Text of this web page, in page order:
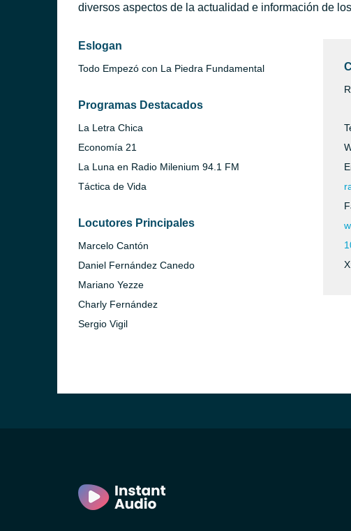
diversos aspectos de la actualidad e información de
Eslogan
Todo Empezó con La Piedra Fundamental
Programas Destacados
La Letra Chica
Economía 21
La Luna en Radio Milenium 94.1 FM
Táctica de Vida
Locutores Principales
Marcelo Cantón
Daniel Fernández Canedo
Mariano Yezze
Charly Fernández
Sergio Vigil